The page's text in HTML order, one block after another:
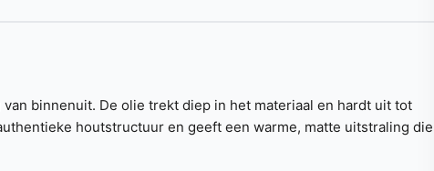
binnenuit. De olie trekt diep in het materiaal en hardt uit tot
houtstructuur en geeft een warme, matte uitstraling die